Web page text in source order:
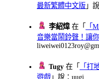
最新繁體中文版 」
李紹煒在「
「
音樂當鬧鈴聲！讓
Tugy 在「
「打
遊戲 」說：uugi